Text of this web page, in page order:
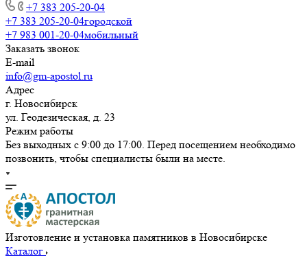
+7 383 205-20-04
+7 383 205-20-04городской
+7 983 001-20-04мобильный
Заказать звонок
E-mail
info@gm-apostol.ru
Адрес
г. Новосибирск
ул. Геодезическая, д. 23
Режим работы
Без выходных с 9:00 до 17:00. Перед посещением необходимо
позвонить, чтобы специалисты были на месте.
Изготовление и установка памятников в Новосибирске
Каталог